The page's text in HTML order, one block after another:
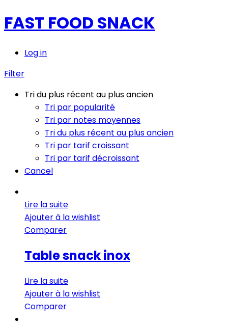
FAST FOOD SNACK
Log in
Filter
Tri du plus récent au plus ancien
Tri par popularité
Tri par notes moyennes
Tri du plus récent au plus ancien
Tri par tarif croissant
Tri par tarif décroissant
Cancel
Lire la suite
Ajouter à la wishlist
Comparer
Table snack inox
Lire la suite
Ajouter à la wishlist
Comparer